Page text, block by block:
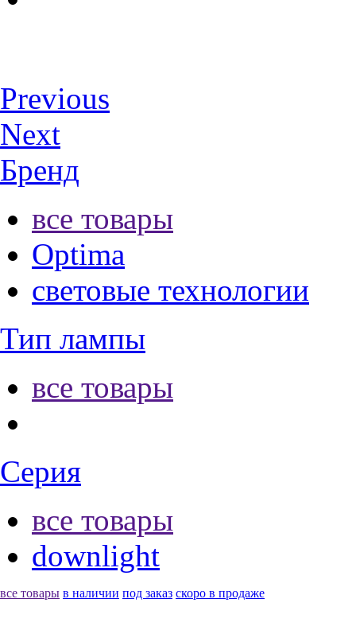
Previous
Next
Бренд
все товары
Optima
световые технологии
Тип лампы
все товары
Серия
все товары
downlight
все товары в наличии под заказ скоро в продаже